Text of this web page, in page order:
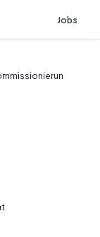
Jobs